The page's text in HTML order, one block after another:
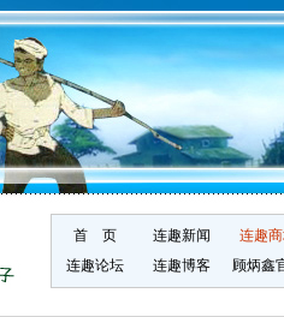
首 页 连趣新闻
连趣
连趣论坛
连趣博客 顾炳鑫